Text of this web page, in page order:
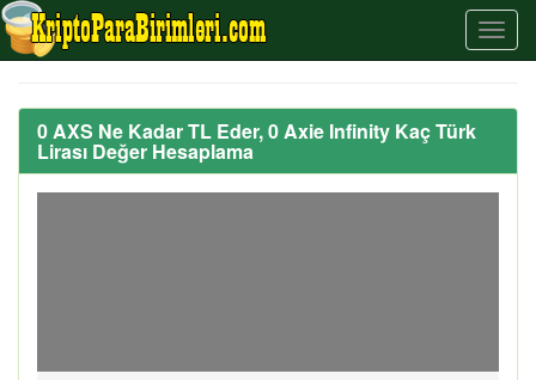
0 AXS Ne Kadar TL Eder, 0 Axie Infinity Kaç Türk
Lirası Değer Hesaplama